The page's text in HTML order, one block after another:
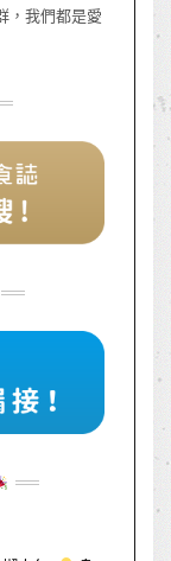
，我們都是愛